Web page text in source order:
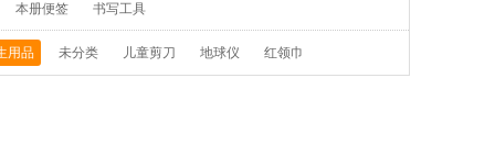
本册便签 书写工具
用品 未分类 儿童剪刀 地球仪 红领巾